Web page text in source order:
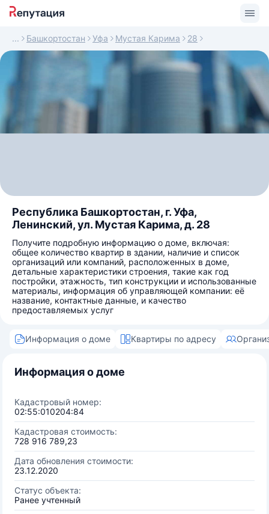
Башкортостан Уфа Мустая Карима 28
Республика Башкортостан, г. Уфа,
Ленинский, ул. Мустая Карима, д. 28
Получите подробную информацию о доме, включая:
общее количество квартир в здании, наличие и список
организаций или компаний, расположенных в доме,
детальные характеристики строения, такие как год
постройки, этажность, тип конструкции и использованные
материалы, информация об управляющей компании: её
название, контактные данные, и качество
предоставляемых услуг
Информация о доме Квартиры по адресу
Информация о доме
Кадастровый номер:
02:55:010204:84
Кадастровая стоимость:
728 916 789,23
Дата обновления стоимости:
23.12.2020
Статус объекта:
Ранее учтенный